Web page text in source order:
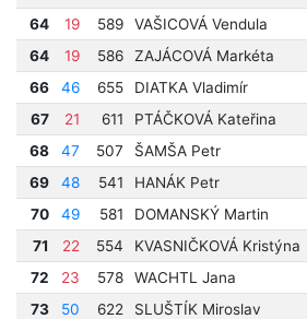
64
19 589 VAŠICOVÁ Vendula
64
19 586 ZAJÁCOVÁ Markéta
66
46 655 DIATKA Vladimír
67
21 611 PTÁČKOVÁ Kateřina
68
47 507 ŠAMŠA Petr
69
48 541 HANÁK Petr
70
49 581 DOMANSKÝ Martin
71
22 554 KVASNIČKOVÁ Kristýna
72
23 578 WACHTL Jana
73
50 622 SLUŠTÍK Miroslav